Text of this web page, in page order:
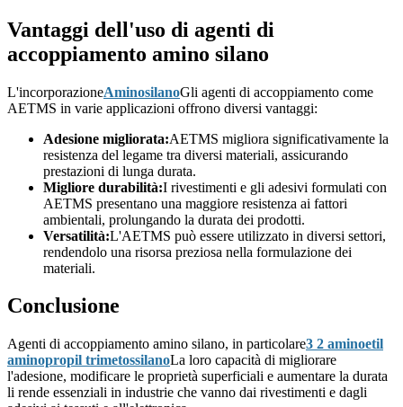
Vantaggi dell'uso di agenti di
accoppiamento amino silano
L'incorporazioneAminosilanoGli agenti di accoppiamento come
AETMS in varie applicazioni offrono diversi vantaggi:
Adesione migliorata:AETMS migliora significativamente la
resistenza del legame tra diversi materiali, assicurando
prestazioni di lunga durata.
Migliore durabilità:I rivestimenti e gli adesivi formulati con
AETMS presentano una maggiore resistenza ai fattori
ambientali, prolungando la durata dei prodotti.
Versatilità:L'AETMS può essere utilizzato in diversi settori,
rendendolo una risorsa preziosa nella formulazione dei
materiali.
Conclusione
Agenti di accoppiamento amino silano, in particolare3 2 aminoetil
aminopropil trimetossilanoLa loro capacità di migliorare
l'adesione, modificare le proprietà superficiali e aumentare la durata
li rende essenziali in industrie che vanno dai rivestimenti e dagli